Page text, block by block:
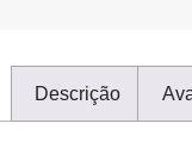
Descrição